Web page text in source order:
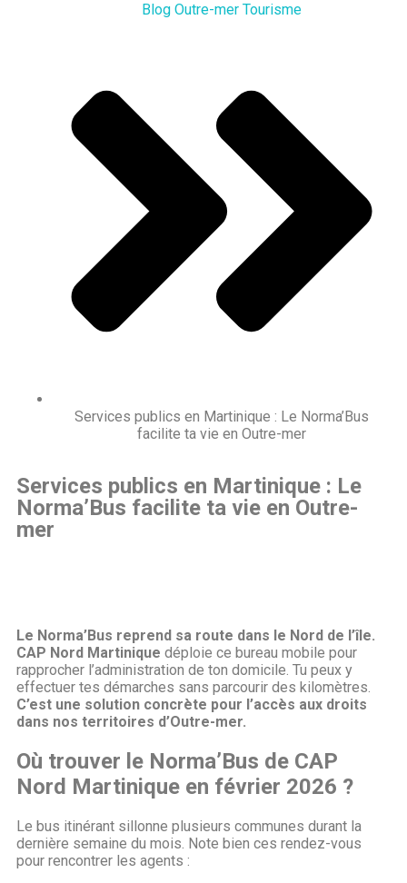
Blog Outre-mer Tourisme
Services publics en Martinique : Le Norma’Bus
facilite ta vie en Outre-mer
Services publics en Martinique : Le
Norma’Bus facilite ta vie en Outre-
mer
Le Norma’Bus reprend sa route dans le Nord de l’île.
CAP Nord Martinique déploie ce bureau mobile pour
rapprocher l’administration de ton domicile. Tu peux y
effectuer tes démarches sans parcourir des kilomètres.
C’est une solution concrète pour l’accès aux droits
dans nos territoires d’Outre-mer.
Où trouver le Norma’Bus de CAP
Nord Martinique en février 2026 ?
Le bus itinérant sillonne plusieurs communes durant la
dernière semaine du mois. Note bien ces rendez-vous
pour rencontrer les agents :